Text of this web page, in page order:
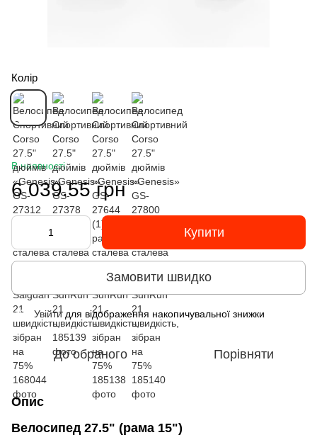
Колір
В наявності
6 039.55 грн
Купити
Замовити швидко
% Увійтидля відображення накопичувальної знижки
До обраного Порівняти
Опис
Велосипед 27.5" (рама 15")